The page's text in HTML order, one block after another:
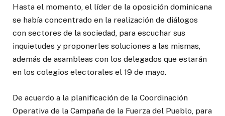
Hasta el momento, el líder de la oposición dominicana
se había concentrado en la realización de diálogos
con sectores de la sociedad, para escuchar sus
inquietudes y proponerles soluciones a las mismas,
además de asambleas con los delegados que estarán
en los colegios electorales el 19 de mayo.
De acuerdo a la planificación de la Coordinación
Operativa de la Campaña de la Fuerza del Pueblo, para